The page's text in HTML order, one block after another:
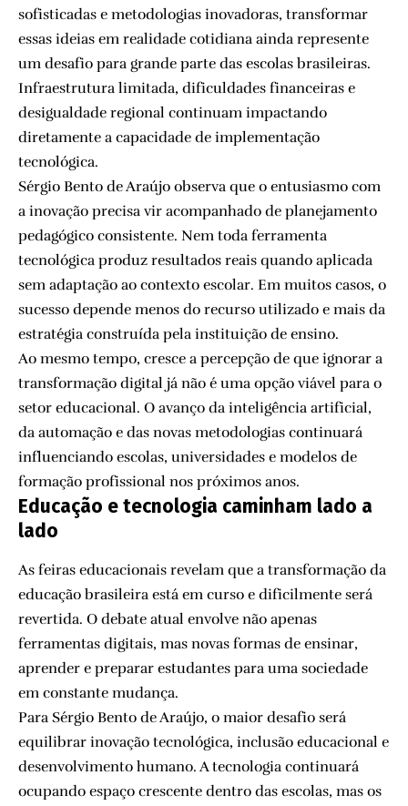
sofisticadas e metodologias inovadoras, transformar
essas ideias em realidade cotidiana ainda represente
um desafio para grande parte das escolas brasileiras.
Infraestrutura limitada, dificuldades financeiras e
desigualdade regional continuam impactando
diretamente a capacidade de implementação
tecnológica.
Sérgio Bento de Araújo observa que o entusiasmo com
a inovação precisa vir acompanhado de planejamento
pedagógico consistente. Nem toda ferramenta
tecnológica produz resultados reais quando aplicada
sem adaptação ao contexto escolar. Em muitos casos, o
sucesso depende menos do recurso utilizado e mais da
estratégia construída pela instituição de ensino.
Ao mesmo tempo, cresce a percepção de que ignorar a
transformação digital já não é uma opção viável para o
setor educacional. O avanço da inteligência artificial,
da automação e das novas metodologias continuará
influenciando escolas, universidades e modelos de
formação profissional nos próximos anos.
Educação e tecnologia caminham lado a
lado
As feiras educacionais revelam que a transformação da
educação brasileira está em curso e dificilmente será
revertida. O debate atual envolve não apenas
ferramentas digitais, mas novas formas de ensinar,
aprender e preparar estudantes para uma sociedade
em constante mudança.
Para Sérgio Bento de Araújo, o maior desafio será
equilibrar inovação tecnológica, inclusão educacional e
desenvolvimento humano. A tecnologia continuará
ocupando espaço crescente dentro das escolas, mas os